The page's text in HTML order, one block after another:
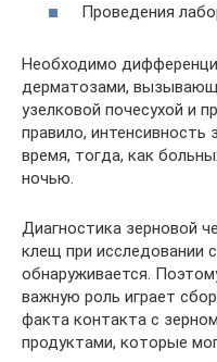
Проведения
Необходимо
дерматозами,
узелковой почесухой и
правило, интенсивность
время, тогда, как
ночью.
Диагностика зерновой
клещ при исследовании
обнаруживается.
важную роль играет
факта контакта с
продуктами, которые